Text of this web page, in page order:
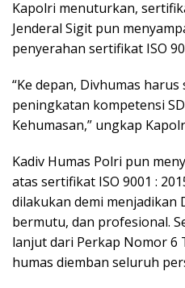
Kapolri menuturkan,
Jenderal Sigit pun
penyerahan sertifikat ISO
“Ke depan, Divhumas
peningkatan kompetensi
Kehumasan,” ungkap
Kadiv Humas Polri pun
atas sertifikat ISO 9001 :
dilakukan demi menjadikan
bermutu, dan profesional.
lanjut dari Perkap Nomor 6
humas diemban seluruh